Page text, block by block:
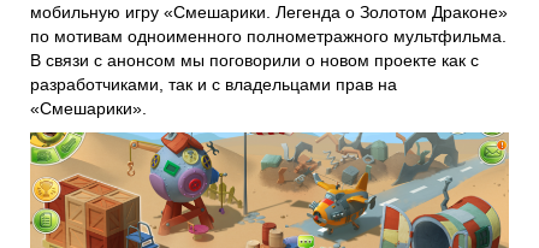
мобильную игру «Смешарики. Легенда о Золотом Драконе»
по мотивам одноименного полнометражного мультфильма.
В связи с анонсом мы поговорили о новом проекте как с
разработчиками, так и с владельцами прав на
«Смешарики».